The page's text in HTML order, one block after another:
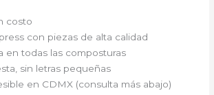
costo
con piezas de alta calidad
en todas las composturas
sin letras pequeñas
en CDMX (consulta más abajo)